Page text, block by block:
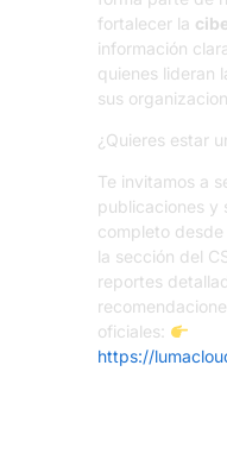
fortalecer la
información
quienes lideran
sus
¿Quieres estar
Te invitamos a
publicaciones y
completo
la sección del
reportes
oficiales:
https://